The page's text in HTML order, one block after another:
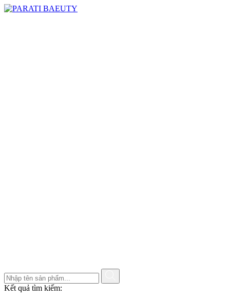
Kết quả tìm kiếm: